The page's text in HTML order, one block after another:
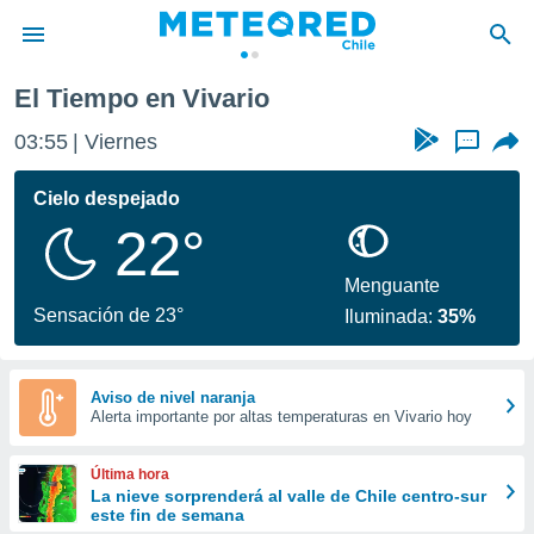
de
por
se
calidad.
a este
las
y
forma
digital
basada
El Tiempo en Vivario
03:55 Viernes ...
Cielo despejado
22°
Sensación de 23°
Menguante
Iluminada:35%
Aviso de nivel naranja
Alerta importante por altas temperaturas en Vivario hoy
Última hora
La nieve sorprenderá al valle de Chile centro-sur
este fin de semana